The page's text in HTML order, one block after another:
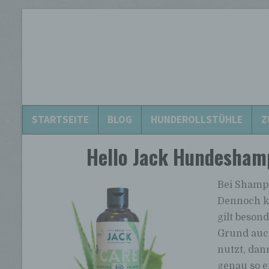
Hunderollstuhl.eu
STARTSEITE BLOG HUNDEROLLSTÜHLE
Hello Jack
Bei
Dennoch
gilt
Grund
nutzt,
genau so